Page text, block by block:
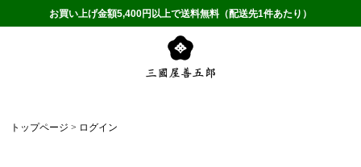
お買い上げ金額5,400円以上で送料無料（配送先1件あたり）
トップページ ログイン